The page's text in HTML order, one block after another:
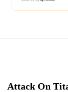
Attack On